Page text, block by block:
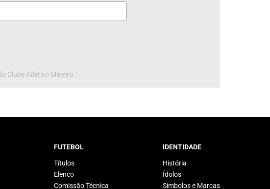
Clube Atlético Mineiro.
FUTEBOL
Títulos
Elenco
Comissão Técnica
IDENTIDADE
História
Ídolos
Símbolos e Marcas